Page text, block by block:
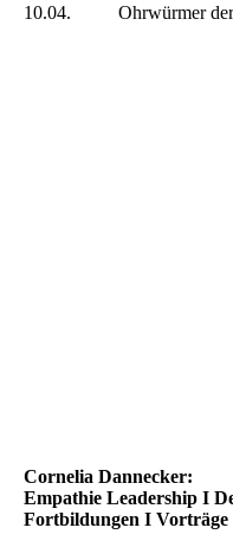
10.04. Ohrwürmer der
Cornelia Dannecker:
Empathie Leadership I
Fortbildungen I Vorträge